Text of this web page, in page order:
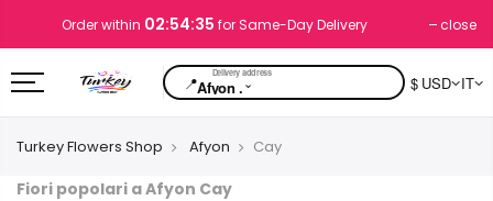
Order within 02:54:34 for Same-Day Delivery close
📍Afyon .⌄ $ USD IT
Turkey Flowers Shop Afyon Cay
Fiori popolari a Afyon Cay